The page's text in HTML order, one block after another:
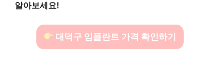
알아보세요!
대덕구 임플란트 가격 확인하기